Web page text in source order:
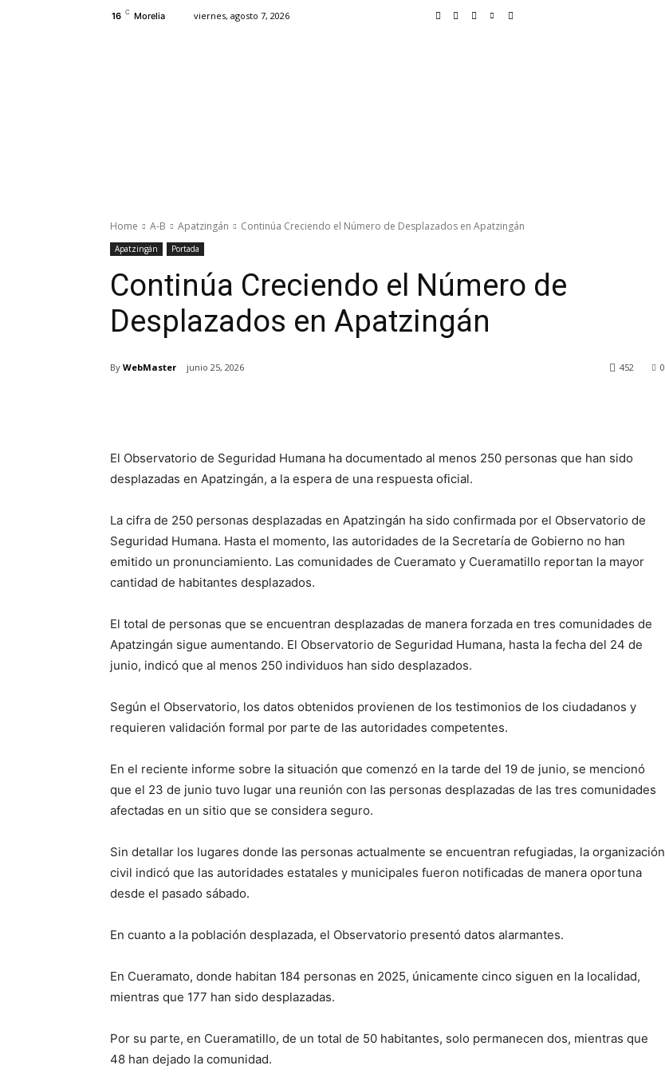
16 C Morelia viernes, agosto 7, 2026
Home A-B Apatzingán Continúa Creciendo el Número de Desplazados en Apatzingán
Apatzingán Portada
Continúa Creciendo el Número de
Desplazados en Apatzingán
By WebMaster junio 25, 2026 0
452
El Observatorio de Seguridad Humana ha documentado al menos 250 personas que han sido
desplazadas en Apatzingán, a la espera de una respuesta oficial.
La cifra de 250 personas desplazadas en Apatzingán ha sido confirmada por el Observatorio de
Seguridad Humana. Hasta el momento, las autoridades de la Secretaría de Gobierno no han
emitido un pronunciamiento. Las comunidades de Cueramato y Cueramatillo reportan la mayor
cantidad de habitantes desplazados.
El total de personas que se encuentran desplazadas de manera forzada en tres comunidades de
Apatzingán sigue aumentando. El Observatorio de Seguridad Humana, hasta la fecha del 24 de
junio, indicó que al menos 250 individuos han sido desplazados.
Según el Observatorio, los datos obtenidos provienen de los testimonios de los ciudadanos y
requieren validación formal por parte de las autoridades competentes.
En el reciente informe sobre la situación que comenzó en la tarde del 19 de junio, se mencionó
que el 23 de junio tuvo lugar una reunión con las personas desplazadas de las tres comunidades
afectadas en un sitio que se considera seguro.
Sin detallar los lugares donde las personas actualmente se encuentran refugiadas, la organización
civil indicó que las autoridades estatales y municipales fueron notificadas de manera oportuna
desde el pasado sábado.
En cuanto a la población desplazada, el Observatorio presentó datos alarmantes.
En Cueramato, donde habitan 184 personas en 2025, únicamente cinco siguen en la localidad,
mientras que 177 han sido desplazadas.
Por su parte, en Cueramatillo, de un total de 50 habitantes, solo permanecen dos, mientras que
48 han dejado la comunidad.